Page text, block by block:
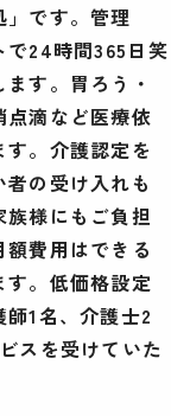
です。管理
24時間365日笑
す。胃ろう・
滴など医療依
。介護認定を
の受け入れも
様にもご負担
費用はできる
。低価格設定
1名、介護士2
スを受けていた